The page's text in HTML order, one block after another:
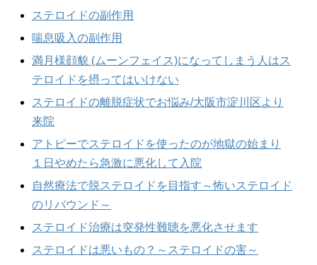
ステロイドの副作用
喘息吸入の副作用
満月様顔貌 (ムーンフェイス)になってしまう人はス
テロイドを摂ってはいけない
ステロイドの離脱症状でお悩み/大阪市淀川区より
来院
アトピーでステロイドを使ったのが地獄の始まり
１日やめたら急激に悪化して入院
自然療法で脱ステロイドを目指す～怖いステロイド
のリバウンド～
ステロイド治療は突発性難聴を悪化させます
ステロイドは悪いもの？～ステロイドの害～